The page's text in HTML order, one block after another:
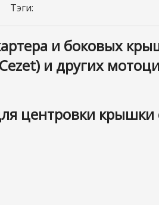
Тэги:
и боковых
и других
центровки крышки